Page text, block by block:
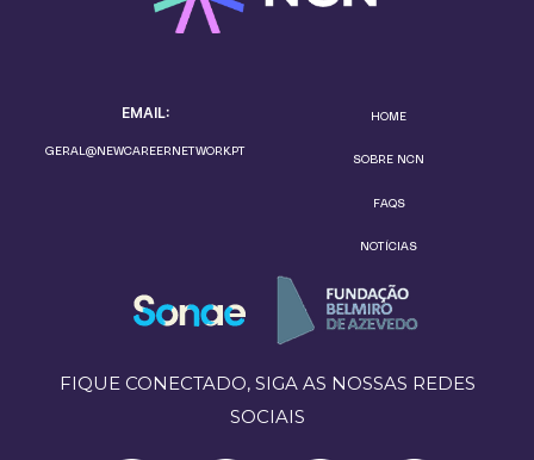
EMAIL:
GERAL@NEWCAREERNETWORK.PT
HOME
SOBRE NCN
FAQS
NOTÍCIAS
FIQUE CONECTADO, SIGA AS NOSSAS REDES
SOCIAIS